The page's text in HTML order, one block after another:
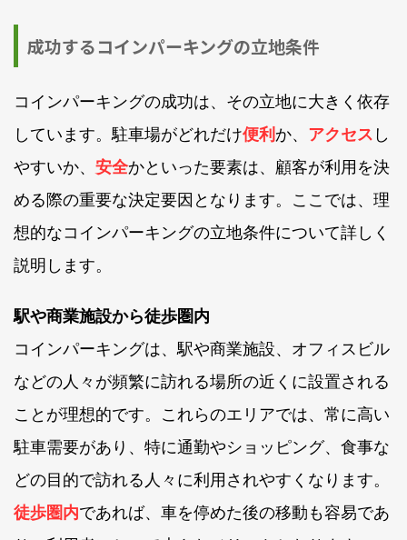
成功するコインパーキングの立地条件
コインパーキングの成功は、その立地に大きく依存
しています。駐車場がどれだけ便利か、 アクセス し
やすいか、 安全かといった要素は、顧客が利用を決
める際の重要な決定要因となります。ここでは、理
想的なコインパーキングの立地条件について詳しく
説明します。
駅や商業施設から徒歩圏内
コインパーキングは、駅や商業施設、オフィスビル
などの人々が頻繁に訪れる場所の近くに設置される
ことが理想的です。これらのエリアでは、常に高い
駐車需要があり、特に通勤やショッピング、食事な
どの目的で訪れる人々に利用されやすくなります。
徒歩圏内であれば、車を停めた後の移動も容易であ